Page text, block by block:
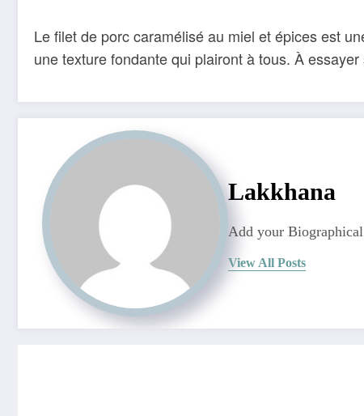
Le filet de porc caramélisé au miel et épices est
une texture fondante qui plairont à tous. À
Lakkhana
Add your
View All Posts